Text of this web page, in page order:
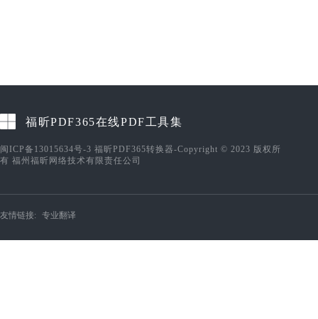
福昕PDF365在线PDF工具集
闽ICP备13015634号-3 福昕PDF365转换器-Copyright © 2023 版权所
有 福州福昕网络技术有限责任公司
友情链接: 专业翻译